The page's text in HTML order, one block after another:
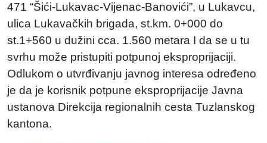
471 “Šići-Lukavac-Vijenac-Banovići”, u Lukavcu,
ulica Lukavačkih brigada, st.km. 0+000 do
st.1+560 u dužini cca. 1.560 metara I da se u tu
svrhu može pristupiti potpunoj eksproprijaciji.
Odlukom o utvrđivanju javnog interesa određeno
je da je korisnik potpune eksproprijacije Javna
ustanova Direkcija regionalnih cesta Tuzlanskog
kantona.